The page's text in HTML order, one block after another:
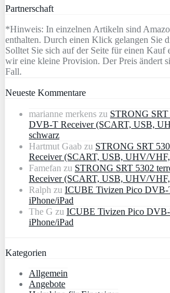
Partnerschaft
*Hinweis: In einzelnen Artikeln sind
enthalten. Durch einen Klick gelangen Sie
Solltet Sie sich auf der Seite für einen Kauf
wir eine kleine Provision. Der Preis ändert
Fall.
Neueste Kommentare
marianne merkens zu STRONG SRT
DVB-T Receiver (SCART, USB,
schwarz
Hartmut Gaab zu STRONG SRT
Receiver (SCART, USB, UHV/
Famefan zu STRONG SRT 5302
Receiver (SCART, USB, UHV/
Ralph zu ICUBE Tivizen Pico DVB-
iPhone/iPad
The G zu ICUBE Tivizen Pico
iPhone/iPad
Kategorien
Allgemein
Angebote